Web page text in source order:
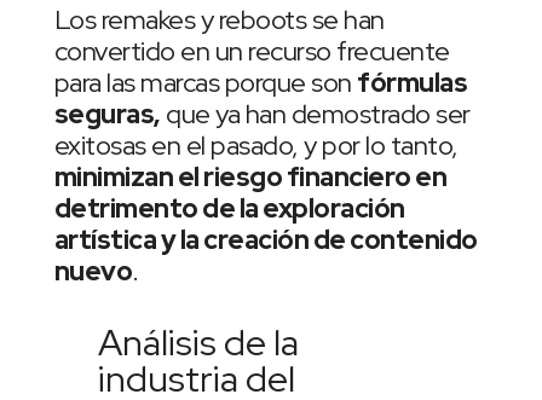
Los remakes y reboots se han
convertido en un recurso frecuente
para las marcas porque son fórmulas
seguras, que ya han demostrado ser
exitosas en el pasado, y por lo tanto,
minimizan el riesgo financiero en
detrimento de la exploración
artística y la creación de contenido
nuevo.
Análisis de la
industria del